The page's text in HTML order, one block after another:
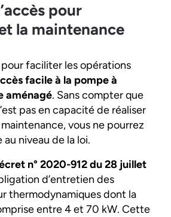
pour
la maintenance
faciliter les opérations
facile à la pompe à
aménagé. Sans compter que
pas en capacité de réaliser
vous ne pourrez
niveau de la loi.
n° 2020-912 du 28 juillet
d’entretien des
thermodynamiques dont la
entre 4 et 70 kW. Cette